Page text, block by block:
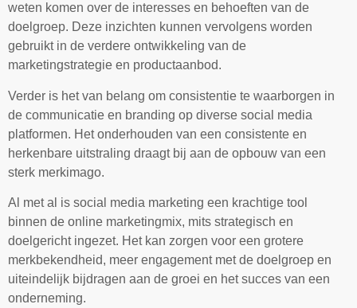
weten komen over de interesses en behoeften van de
doelgroep. Deze inzichten kunnen vervolgens worden
gebruikt in de verdere ontwikkeling van de
marketingstrategie en productaanbod.
Verder is het van belang om consistentie te waarborgen in
de communicatie en branding op diverse social media
platformen. Het onderhouden van een consistente en
herkenbare uitstraling draagt bij aan de opbouw van een
sterk merkimago.
Al met al is social media marketing een krachtige tool
binnen de online marketingmix, mits strategisch en
doelgericht ingezet. Het kan zorgen voor een grotere
merkbekendheid, meer engagement met de doelgroep en
uiteindelijk bijdragen aan de groei en het succes van een
onderneming.